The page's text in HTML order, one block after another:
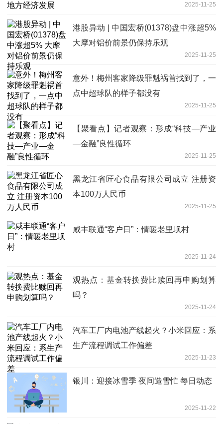
2025-11-25
港股异动 | 中国宏桥(01378)盘中涨超5%
大摩对铝价前景仍保持乐观
2025-11-25
意外！梅州客家降级罪魁祸首找到了，一
点中超球队的样子都没有
2025-11-25
【聚看点】记者观察：形成“科技—产业
—金融”良性循环
2025-11-25
黑龙江省匠心食品有限公司成立 注册资
本100万人民币
2025-11-25
咸丰联通“客户日”：情暖老里坝村
2025-11-24
观热点：基金转换费比赎回再申购划算
吗？
2025-11-24
汽车工厂内电池产线起火？小米回应：系
生产流程调试工作偏差
2025-11-23
银川：迎接冰雪季 夜间造雪忙 每日动态
2025-11-22